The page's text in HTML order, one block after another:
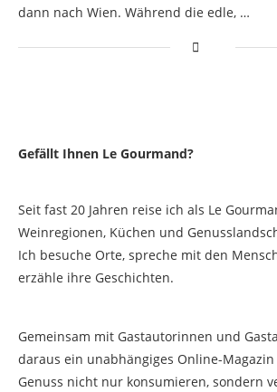
dann nach Wien. Während die edle, …
Gefällt Ihnen Le Gourmand?
Seit fast 20 Jahren reise ich als Le
Weinregionen, Küchen und
Ich besuche Orte, spreche mit den
erzähle ihre Geschichten.
Gemeinsam mit Gastautorinnen und
daraus ein unabhängiges Online-
Genuss nicht nur konsumieren, sondern